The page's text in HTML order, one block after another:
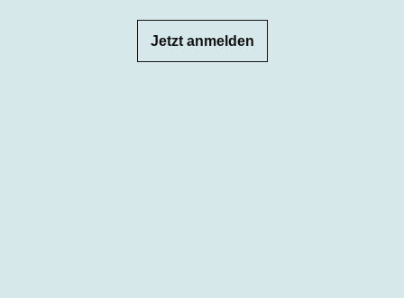
Jetzt anmelden